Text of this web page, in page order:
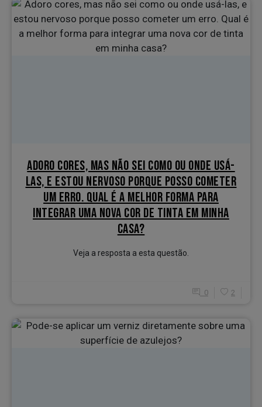
ADORO CORES, MAS NÃO SEI COMO OU ONDE USÁ-
LAS, E ESTOU NERVOSO PORQUE POSSO COMETER
UM ERRO. QUAL É A MELHOR FORMA PARA
INTEGRAR UMA NOVA COR DE TINTA EM MINHA
CASA?
Veja a resposta a esta questão.
0 2